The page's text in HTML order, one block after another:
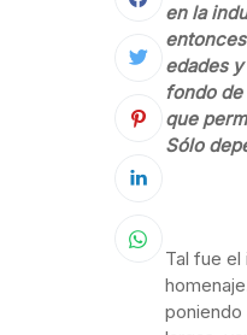
en la
edades
fondo de
que
Sólo
Tal fue
poniendo